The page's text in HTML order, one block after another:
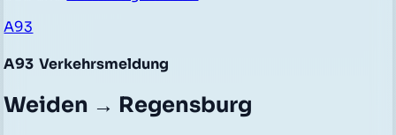
A93
A93 Verkehrsmeldung
Weiden → Regensburg